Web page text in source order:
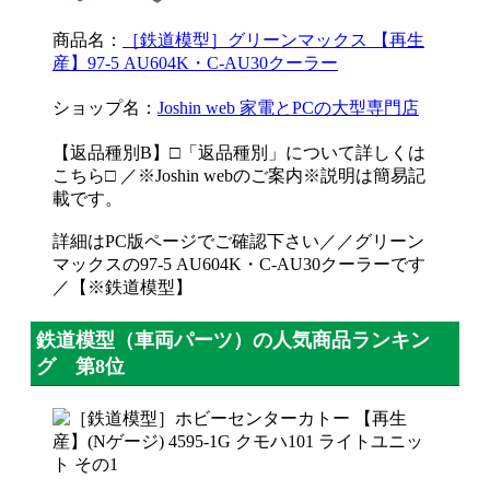
商品名：
［鉄道模型］グリーンマックス 【再生
産】97-5 AU604K・C-AU30クーラー
ショップ名： Joshin web 家電とPCの大型専門店
【返品種別B】□「返品種別」について詳しくは
こちら□ ／※Joshin webのご案内※説明は簡易記
載です。
詳細はPC版ページでご確認下さい／／グリーン
マックスの97-5 AU604K・C-AU30クーラーです
／【※鉄道模型】
鉄道模型（車両パーツ）の人気商品ランキン
グ 第8位